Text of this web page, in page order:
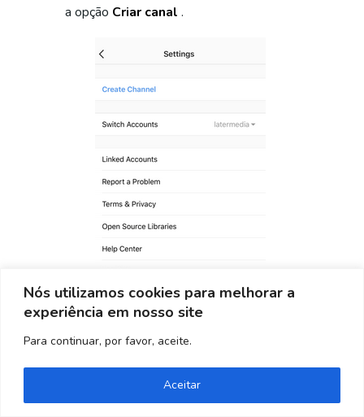
Nós utilizamos cookies para melhorar a
experiência em nosso site
Para continuar, por favor, aceite.
Aceitar
a opção Criar canal .
enviar um vídeo ou segure o ícone para gravar
um vídeo e enviá-lo instantaneamente.
2. No aplicativo do Instagram
Precisa de ajuda? Entre em contato!